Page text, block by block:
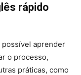
rápido
possível aprender
o processo,
práticas, como